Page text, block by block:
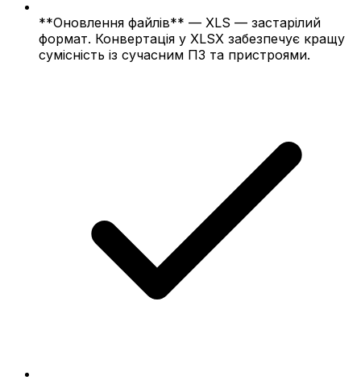
**Оновлення файлів** — XLS — застарілий
формат. Конвертація у XLSX забезпечує кращу
сумісність із сучасним ПЗ та пристроями.